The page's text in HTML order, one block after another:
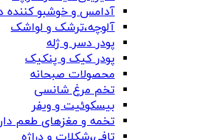
آدامس و خوشبو کننده
آلوچه،ترشک و لواشک
پودر دسر و ژله
پودر کیک و پنکیک
محصولات صبحانه
تخم مرغ شانسی
بیسکوئیت و ویفر
تخمه و مغزهای طعم دار